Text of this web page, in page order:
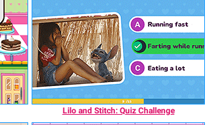
Lilo and Stitch: Quiz Challenge